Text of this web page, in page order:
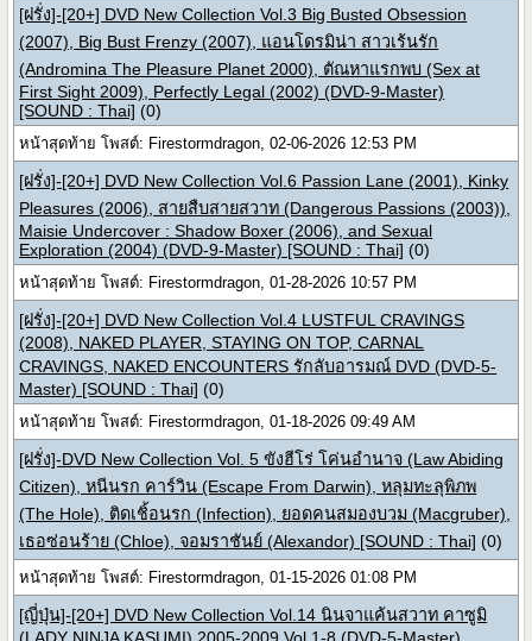
[ฝรั่ง]-[20+] DVD New Collection Vol.3 Big Busted Obsession
(2007), Big Bust Frenzy (2007), แอนโดรมิน่า สาวเร้นรัก
(Andromina The Pleasure Planet 2000), ตัณหาแรกพบ (Sex at
First Sight 2009), Perfectly Legal (2002) (DVD-9-Master)
[SOUND : Thai] (0)
หน้าสุดท้าย โพสต์: Firestormdragon, 02-06-2026 12:53 PM
[ฝรั่ง]-[20+] DVD New Collection Vol.6 Passion Lane (2001), Kinky
Pleasures (2006), สายสืบสายสวาท (Dangerous Passions (2003)),
Maisie Undercover : Shadow Boxer (2006), and Sexual
Exploration (2004) (DVD-9-Master) [SOUND : Thai] (0)
หน้าสุดท้าย โพสต์: Firestormdragon, 01-28-2026 10:57 PM
[ฝรั่ง]-[20+] DVD New Collection Vol.4 LUSTFUL CRAVINGS
(2008), NAKED PLAYER, STAYING ON TOP, CARNAL
CRAVINGS, NAKED ENCOUNTERS รักลับอารมณ์ DVD (DVD-5-
Master) [SOUND : Thai] (0)
หน้าสุดท้าย โพสต์: Firestormdragon, 01-18-2026 09:49 AM
[ฝรั่ง]-DVD New Collection Vol. 5 ขังฮีโร่ โค่นอำนาจ (Law Abiding
Citizen), หนีนรก คาร์วิน (Escape From Darwin), หลุมทะลุพิภพ
(The Hole), ติดเชิ้อนรก (Infection), ยอดคนสมองบวม (Macgruber),
เธอซ่อนร้าย (Chloe), จอมราชันย์ (Alexandor) [SOUND : Thai] (0)
หน้าสุดท้าย โพสต์: Firestormdragon, 01-15-2026 01:08 PM
[ญี่ปุ่น]-[20+] DVD New Collection Vol.14 นินจาแค้นสวาท คาซูมิ